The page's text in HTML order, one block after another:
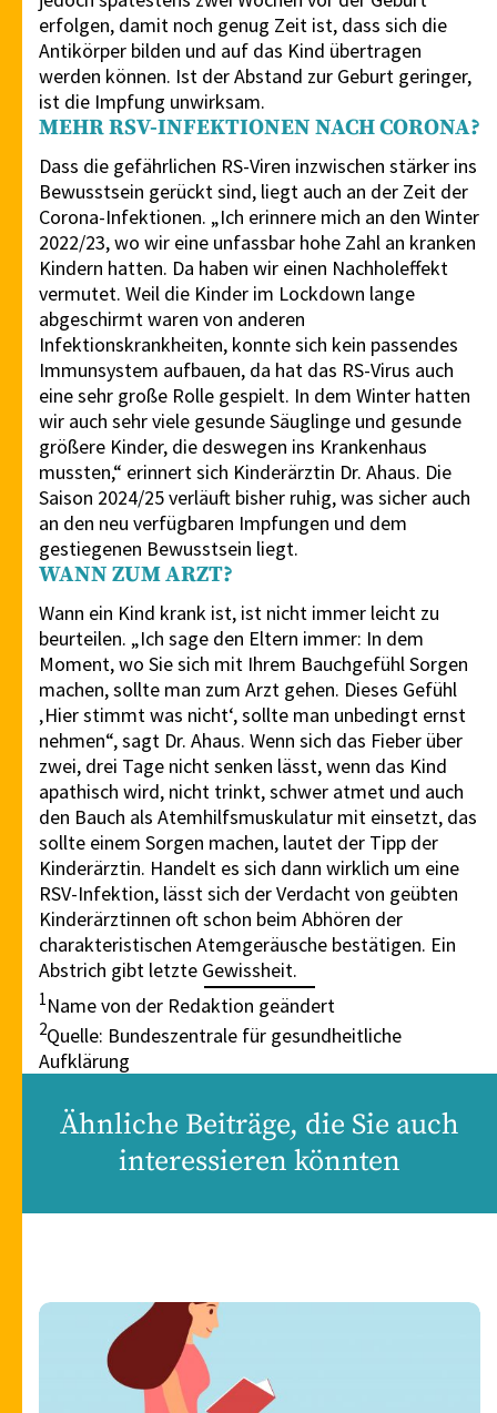
erfolgen, damit noch genug Zeit ist, dass sich die
Antikörper bilden und auf das Kind übertragen
werden können. Ist der Abstand zur Geburt geringer,
ist die Impfung unwirksam.
MEHR RSV-INFEKTIONEN NACH CORONA?
Dass die gefährlichen RS-Viren inzwischen stärker ins
Bewusstsein gerückt sind, liegt auch an der Zeit der
Corona-Infektionen. „Ich erinnere mich an den Winter
2022/23, wo wir eine unfassbar hohe Zahl an kranken
Kindern hatten. Da haben wir einen Nachholeffekt
vermutet. Weil die Kinder im Lockdown lange
abgeschirmt waren von anderen
Infektionskrankheiten, konnte sich kein passendes
Immunsystem aufbauen, da hat das RS-Virus auch
eine sehr große Rolle gespielt. In dem Winter hatten
wir auch sehr viele gesunde Säuglinge und gesunde
größere Kinder, die deswegen ins Krankenhaus
mussten,“ erinnert sich Kinderärztin Dr. Ahaus. Die
Saison 2024/25 verläuft bisher ruhig, was sicher auch
an den neu verfügbaren Impfungen und dem
gestiegenen Bewusstsein liegt.
WANN ZUM ARZT?
Wann ein Kind krank ist, ist nicht immer leicht zu
beurteilen. „Ich sage den Eltern immer: In dem
Moment, wo Sie sich mit Ihrem Bauchgefühl Sorgen
machen, sollte man zum Arzt gehen. Dieses Gefühl
‚Hier stimmt was nicht‘, sollte man unbedingt ernst
nehmen“, sagt Dr. Ahaus. Wenn sich das Fieber über
zwei, drei Tage nicht senken lässt, wenn das Kind
apathisch wird, nicht trinkt, schwer atmet und auch
den Bauch als Atemhilfsmuskulatur mit einsetzt, das
sollte einem Sorgen machen, lautet der Tipp der
Kinderärztin. Handelt es sich dann wirklich um eine
RSV-Infektion, lässt sich der Verdacht von geübten
Kinderärztinnen oft schon beim Abhören der
charakteristischen Atemgeräusche bestätigen. Ein
Abstrich gibt letzte Gewissheit.
1Name von der Redaktion geändert
2Quelle: Bundeszentrale für gesundheitliche
Aufklärung
Ähnliche Beiträge, die Sie auch
interessieren könnten